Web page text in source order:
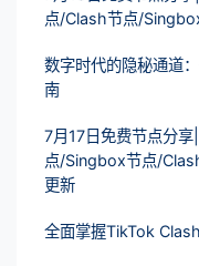
点/Clash节点/
数字时代的隐秘通道
南
7月17日免费节点分
点/Singbox节点/
更新
全面掌握TikTok